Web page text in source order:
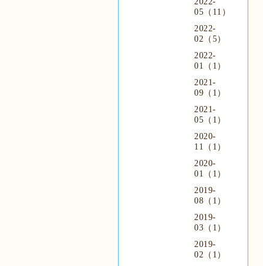
05（11）
2022-
02（5）
2022-
01（1）
2021-
09（1）
2021-
05（1）
2020-
11（1）
2020-
01（1）
2019-
08（1）
2019-
03（1）
2019-
02（1）